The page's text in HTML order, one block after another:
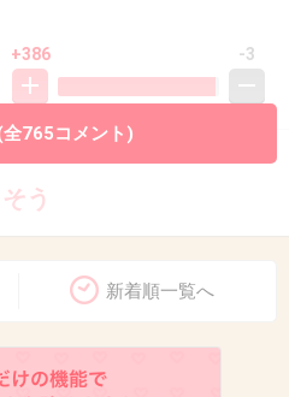
+386 -3
う
全765コメント)
新着順一覧へ